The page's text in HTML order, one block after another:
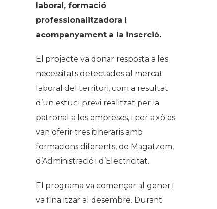
laboral, formació
professionalitzadora i
acompanyament a la inserció.
El projecte va donar resposta a les
necessitats detectades al mercat
laboral del territori, com a resultat
d’un estudi previ realitzat per la
patronal a les empreses, i per això es
van oferir tres itineraris amb
formacions diferents, de Magatzem,
d’Administració i d’Electricitat.
El programa va començar al gener i
va finalitzar al desembre. Durant